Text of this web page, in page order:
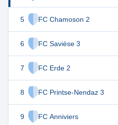
5 FC Chamoson 2
6 FC Savièse 3
7 FC Erde 2
8 FC Printse-Nendaz 3
9 FC Anniviers
14
7